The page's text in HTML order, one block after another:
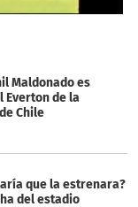
Maldonado es
Everton de la
Chile
que la estrenara?
del estadio